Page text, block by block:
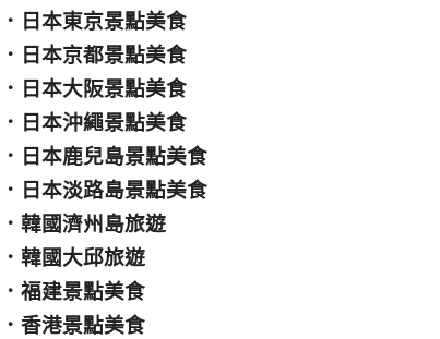
． 日本東京景點美食
． 日本京都景點美食
． 日本大阪景點美食
． 日本沖繩景點美食
． 日本鹿兒島景點美食
． 日本淡路島景點美食
．韓國濟州島旅遊
．韓國大邱旅遊
．福建景點美食
．香港景點美食